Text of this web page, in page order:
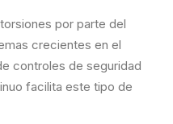
por parte del
crecientes en el
controles de seguridad
facilita este tipo de